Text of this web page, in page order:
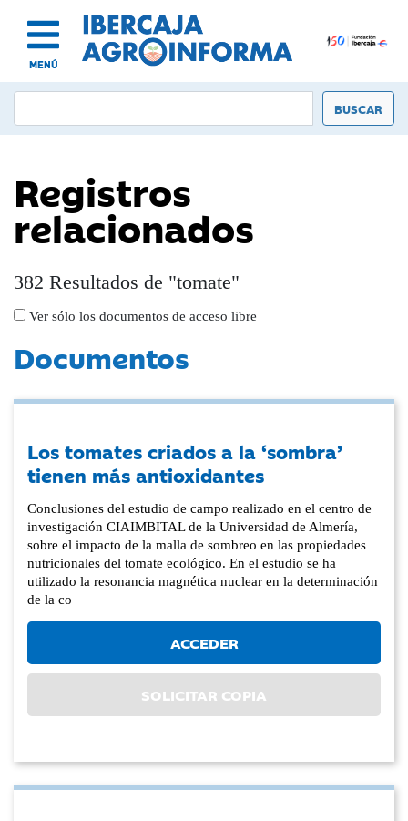
MENÚ
Registros
relacionados
382 Resultados de "tomate"
Ver sólo los documentos de acceso libre
Documentos
Los tomates criados a la ‘sombra’
tienen más antioxidantes
Conclusiones del estudio de campo realizado en el centro de
investigación CIAIMBITAL de la Universidad de Almería,
sobre el impacto de la malla de sombreo en las propiedades
nutricionales del tomate ecológico. En el estudio se ha
utilizado la resonancia magnética nuclear en la determinación
de la co
ACCEDER
SOLICITAR COPIA